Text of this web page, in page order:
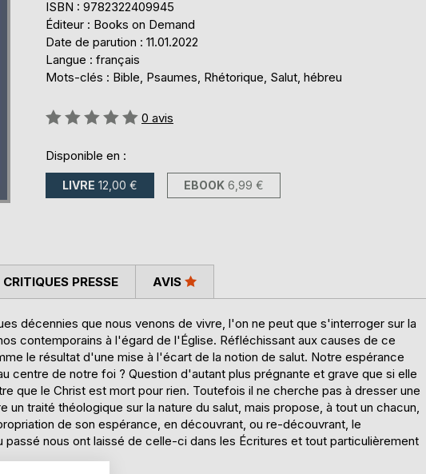
ISBN : 9782322409945
Éditeur : Books on Demand
Date de parution : 11.01.2022
Langue : français
Mots-clés : Bible, Psaumes, Rhétorique, Salut, hébreu
Évaluation:
0 avis
Disponible en :
LIVRE 12,00 € EBOOK 6,99 €
décennies que nous venons de vivre, l'on ne peut que s'interroger sur la
contemporains à l'égard de l'Église. Réfléchissant aux causes de ce
le résultat d'une mise à l'écart de la notion de salut. Notre espérance
centre de notre foi ? Question d'autant plus prégnante et grave que si elle
que le Christ est mort pour rien. Toutefois il ne cherche pas à dresser une
un traité théologique sur la nature du salut, mais propose, à tout un chacun,
de son espérance, en découvrant, ou re-découvrant, le
nous ont laissé de celle-ci dans les Écritures et tout particulièrement
CRITIQUES PRESSE AVIS